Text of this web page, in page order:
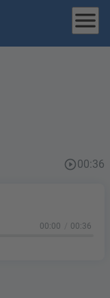
menu
play_circle_outline00:36
00:00 00:36